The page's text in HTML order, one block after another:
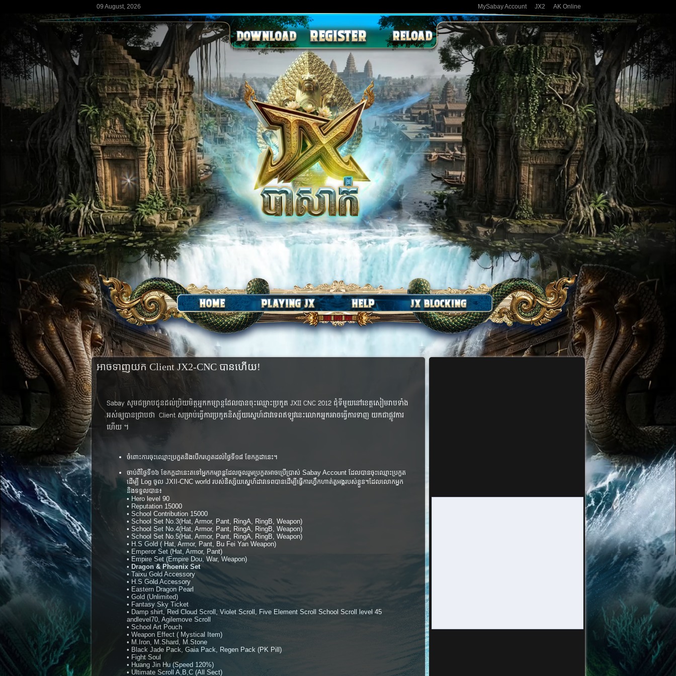
09 August, 2026 MySabay Account JX2 AK Online
អាចទាញយក Client JX2-CNC បានហើយ!
Sabay សូម​ជម្រាប​ជូន​ដល់​ប្រិយមិត្ត​អ្នក​កម្សាន្ត​ដែល​បាន​ចុះឈ្មោះប្រកួត​​ JXII CNC 2012​ ជុំទីមួយនៅខេត្តសៀមរាបទាំង​
អស់​ឲ្យបាន​ជ្រាប​ថា​ ​ Client សម្រាប់​ធ្វើ​ការ​ប្រ​កួត​និស្ស័យស្នេហ៍​ដាវ​ទេពឥឡូវនេះលោកអ្នកអាច​ធ្វើ​ការ​ទាញ​ យក​ជា​ផ្លូវ​ការ​
ហើយ​ ។
ចំពោះការចុះឈ្មោះប្រកួតនិងបើករហូតដល់ថ្ងៃទី១៨​ ខែកក្តដានេះ។
ចាប់​​ពី​ថ្ងៃ​ទី១៦ ខែកក្តដា​នេះតទៅអ្នកកម្សាន្ត​ដែល​ចូល​រួម​ប្រកួត​អាច​ប្រើប្រាស់ Sabay Account​ ដែល​បាន​ចុះ​ឈ្មោះ​ប្រកួត​
ដើម្បី​ Log ចូល​ JXII-CNC world របស់​និស្ស័យ​ស្នេហ៍​ដាវ​ទេព​បាន​ដើម្បី​ធ្វើការ​ហ្វឹកហាត់​តួអង្គ​របស់​ខ្លួន។ដែលលោកអ្នក
និងទទួលបាន៖
•​ Hero level 90
• Reputation 15000
• School Contribution 15000
• School Set No.3(Hat, Armor, Pan​t, RingA, RingB, Weapon)
• School Set No.4(Hat, Armor, Pant, RingA, RingB, Weapon)
• School Set No.5(Hat, Armor, Pant, RingA, RingB, Weapon)
• H.S Gold ( Hat, Armor, Pant, Bu Fei Yan Weapon)
• Emperor Set (Hat, Armor, Pant)
• Empire Set (Empire Dou, War, Weapon)
• Dragon & Phoenix Set
• Taixu Gold Accessory
• H.S Gold Accessory
• Eastern Dragon Pearl
• Gold (Unlimited)
• Fantasy Sky Ticket
• Damp shirt, Red Cloud Scroll, Violet Scroll, Five Element Scroll School Scroll level 45
andlevel70, Agilemove Scroll
• School Art Pouch
• Weapon Effect ( Mystical Item)
• M.Iron, M.Shard, M.Stone
• Black Jade Pack, Gaia Pack, Regen Pack (PK Pill)
• Fight Soul
• Huang Jin Hu (Speed 120%)
• Ultimate Scroll A,B,C (All Sect)